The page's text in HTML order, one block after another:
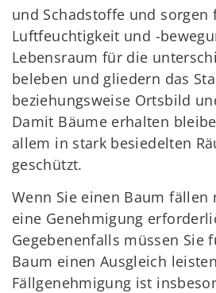
und Schadstoffe und sorgen
Luftfeuchtigkeit und -
Lebensraum für die
beleben und gliedern das
beziehungsweise Ortsbild
Damit Bäume erhalten
allem in stark besiedelten
geschützt.
Wenn Sie einen Baum fällen
eine Genehmigung
Gegebenenfalls müssen Sie
Baum einen Ausgleich
Fällgenehmigung ist